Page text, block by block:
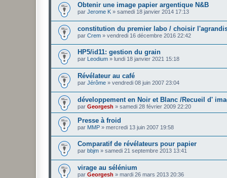
Obtenir une image papier argentique N&B
par Jerome K » samedi 18 janvier 2014 17:13
constitution du premier labo / choisir
par Crem » vendredi 16 décembre 2016 22:42
HP5/id11: gestion du grain
par Leodium » lundi 18 janvier 2021 15:18
Révélateur au café
par Jérôme » vendredi 08 juin 2007 23:04
développement en Noir et Blanc /Recueil d'
par Georgesh » samedi 28 février 2009 22:20
Presse à froid
par MMP » mercredi 13 juin 2007 19:58
Comparatif de révélateurs pour papier
par bbjm » samedi 21 septembre 2013 13:41
virage au sélénium
par Georgesh » mardi 26 mars 2013 20:36